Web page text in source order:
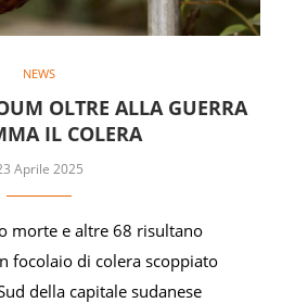
NEWS
OLTRE ALLA GUERRA
IL COLERA
Aprile 2025
morte e altre 68 risultano
focolaio di colera scoppiato
della capitale sudanese